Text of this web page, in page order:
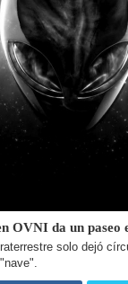
OVNI da un paseo
solo dejó